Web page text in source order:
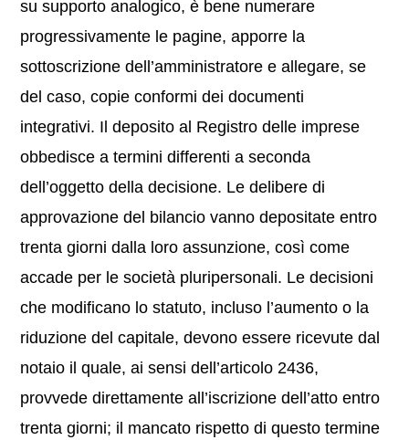
su supporto analogico, è bene numerare
progressivamente le pagine, apporre la
sottoscrizione dell’amministratore e allegare, se
del caso, copie conformi dei documenti
integrativi. Il deposito al Registro delle imprese
obbedisce a termini differenti a seconda
dell’oggetto della decisione. Le delibere di
approvazione del bilancio vanno depositate entro
trenta giorni dalla loro assunzione, così come
accade per le società pluripersonali. Le decisioni
che modificano lo statuto, incluso l’aumento o la
riduzione del capitale, devono essere ricevute dal
notaio il quale, ai sensi dell’articolo 2436,
provvede direttamente all’iscrizione dell’atto entro
trenta giorni; il mancato rispetto di questo termine